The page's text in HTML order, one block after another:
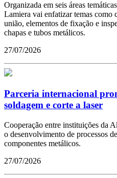
Organizada em seis áreas
Lamiera vai enfatizar temas como
união, elementos de fixação e
chapas e tubos metálicos.
27/07/2026
Parceria internacional
soldagem e corte a laser
Cooperação entre instituições da
o desenvolvimento de processos
componentes metálicos.
27/07/2026